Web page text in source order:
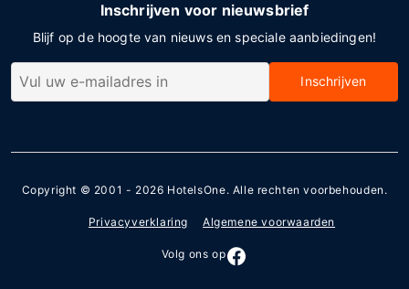
Inschrijven voor nieuwsbrief
Blijf op de hoogte van nieuws en speciale aanbiedingen!
Inschrijven
Copyright © 2001 - 2026 HotelsOne. Alle rechten voorbehouden.
Privacyverklaring Algemene voorwaarden
Volg ons op